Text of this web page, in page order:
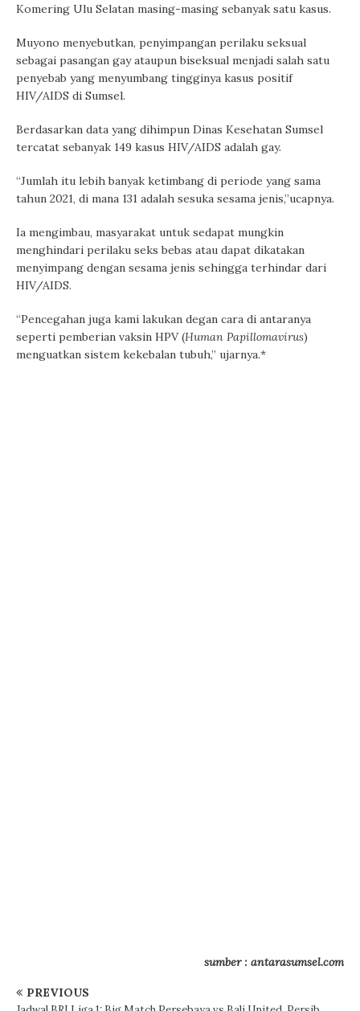
Komering Ulu Selatan masing-masing sebanyak satu kasus.
Muyono menyebutkan, penyimpangan perilaku seksual
sebagai pasangan gay ataupun biseksual menjadi salah satu
penyebab yang menyumbang tingginya kasus positif
HIV/AIDS di Sumsel.
Berdasarkan data yang dihimpun Dinas Kesehatan Sumsel
tercatat sebanyak 149 kasus HIV/AIDS adalah gay.
“Jumlah itu lebih banyak ketimbang di periode yang sama
tahun 2021, di mana 131 adalah sesuka sesama jenis,”ucapnya.
Ia mengimbau, masyarakat untuk sedapat mungkin
menghindari perilaku seks bebas atau dapat dikatakan
menyimpang dengan sesama jenis sehingga terhindar dari
HIV/AIDS.
“Pencegahan juga kami lakukan degan cara di antaranya
seperti pemberian vaksin HPV (Human Papillomavirus)
menguatkan sistem kekebalan tubuh,” ujarnya.*
sumber : antarasumsel.com
PREVIOUS